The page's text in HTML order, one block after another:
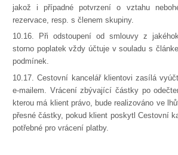
jakož i případné potvrzení o vztahu
rezervace, resp. s členem skupiny.
10.16. Při odstoupení od smlouvy z
storno poplatek vždy účtuje v souladu s
podmínek.
10.17. Cestovní kancelář klientovi zasílá
e-mailem. Vrácení zbývající částky po
kterou má klient právo, bude realizováno ve
přesné částky, pokud klient poskytl Cestovní
potřebné pro vrácení platby.